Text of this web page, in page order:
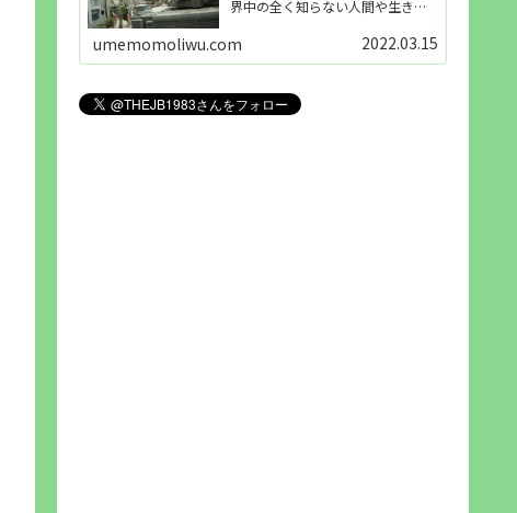
界中の全く知らない人間や生き物
世界知らない世界に触れることが
好きで映画を見てます。「映画を
見られれば幸福度を高い」とわか
umemomoliwu.com 2022.03.15